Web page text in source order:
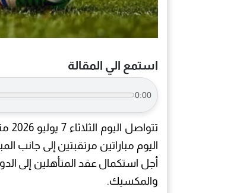
استمع الي المقالة
0:00
تتواصل اليوم الثلاثاء 7 يوليو 2026 منافسات دور الـ16 من بطولة
اليوم مباراتين مرتقبتين إلى جانب
أجل استكمال عقد المتأهلين إلى
والمكسيك.